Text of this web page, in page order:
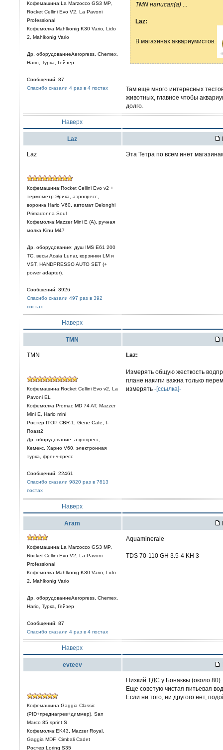
Кофемашина:La Marzocco GS3 MP,
Rocket Cellini Evo V2, La Pavoni
Professional
Кофемолка:Mahlkonig K30 Vario, Lido
2, Mahlkonig Vario
Др. оборудованиеAeropress, Chemex,
Hario, Турка, Гейзер
Сообщений: 87
Спасибо сказали 4 раз в 4 постах
TMN написал(а)
Laz:
В магазинах аквариумистов.
Там еще много интересных
животных, главное чтобы
долго.
Наверх
Laz
Laz
Кофемашина:Rocket Cellini Evo v2 +
термометр Эрика, аэропресс,
воронка Hario V60, автомат Delonghi
Primadonna Soul
Кофемолка:Mazzer Mini E (A), ручная
молка Kinu M47
Др. оборудование: душ IMS E61 200
TC, весы Acaia Lunar, корзинки LM и
VST, HANDPRESSO AUTO SET (+
power adapter).
Сообщений: 3926
Спасибо сказали 497 раз в 392
постах
Эта Тетра по всем инет
Наверх
TMN
TMN
Кофемашина:Rocket Cellini Evo v2, La
Pavoni EL
Кофемолка:Promac MD 74 AT, Mazzer
Mini E, Hario mini
Ростер:ITOP CBR-1, Gene Cafe, I-
Roast2
Др. оборудование: аэропресс,
Кемекс, Харио V60, электронная
турка, френч-пресс
Сообщений: 22461
Спасибо сказали 9820 раз в 7813
постах
Laz:
Измерять общую жесткость
плане накипи важна только
измерять -[ссылка]-
Наверх
Aram
Кофемашина:La Marzocco GS3 MP,
Rocket Cellini Evo V2, La Pavoni
Professional
Кофемолка:Mahlkonig K30 Vario, Lido
2, Mahlkonig Vario
Др. оборудованиеAeropress, Chemex,
Hario, Турка, Гейзер
Сообщений: 87
Спасибо сказали 4 раз в 4 постах
Aquaminerale
TDS 70-110 GH 3.5-4 KH 3
Наверх
evteev
Кофемашина:Gaggia Classic
(PID+преднагрев+диммер), San
Marco 85 sprint S
Кофемолка:EK43, Mazzer Royal,
Gaggia MDF, Cimbali Cadet
Ростер:Loring S35
Низкий ТДС у Бонаквы (около
Еще советую чистая питьевая
Если ни того, ни другого нет,